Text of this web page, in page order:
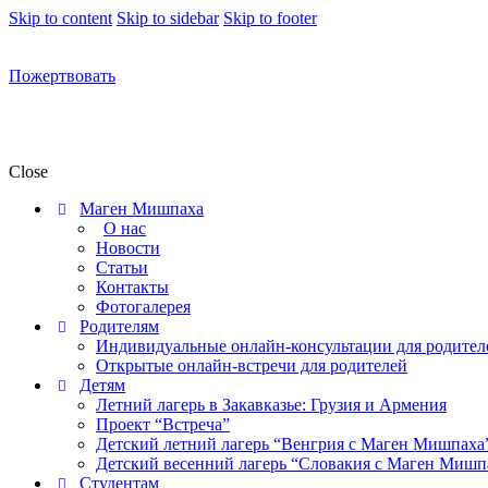
Skip to content Skip to sidebar Skip to footer
Пожертвовать
Close
Маген Мишпаха
О нас
Новости
Статьи
Контакты
Фотогалерея
Родителям
Индивидуальные онлайн-консультации для
Открытые онлайн-встречи для родителей
Детям
Летний лагерь в Закавказье: Грузия и Армения
Проект “Встреча”
Детский летний лагерь “Венгрия с Маген
Детский весенний лагерь “Словакия с Маген
Студентам